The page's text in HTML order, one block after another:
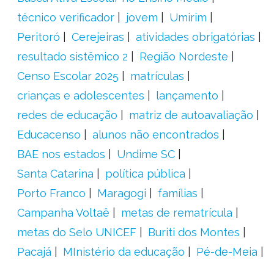
técnico verificador
jovem
Umirim
Peritoró
Cerejeiras
atividades obrigatórias
resultado sistêmico 2
Região Nordeste
Censo Escolar 2025
matrículas
crianças e adolescentes
lançamento
redes de educação
matriz de autoavaliação
Educacenso
alunos não encontrados
BAE nos estados
Undime SC
Santa Catarina
política pública
Porto Franco
Maragogi
famílias
Campanha Voltaê
metas de rematrícula
metas do Selo UNICEF
Buriti dos Montes
Pacajá
MInistério da educação
Pé-de-Meia